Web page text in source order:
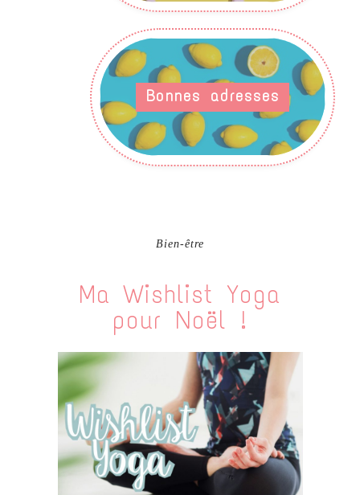
Bonnes adresses
Bien-être
Ma Wishlist Yoga
pour Noël !